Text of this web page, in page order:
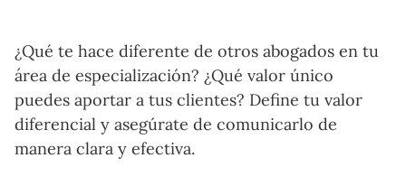
¿Qué te hace diferente de otros abogados en tu
área de especialización? ¿Qué valor único
puedes aportar a tus clientes? Define tu valor
diferencial y asegúrate de comunicarlo de
manera clara y efectiva.